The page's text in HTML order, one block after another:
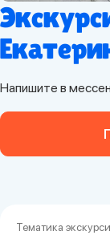
Напишите в